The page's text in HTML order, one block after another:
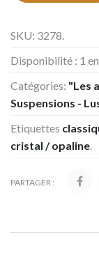
SKU: 3278
Disponibilité : 1
Catégories: "Les
Suspensions -
Etiquettes
cristal / opaline
PARTAGER :